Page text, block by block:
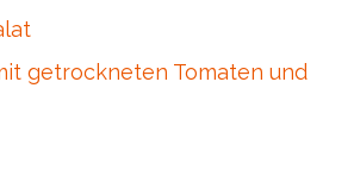
getrockneten Tomaten und